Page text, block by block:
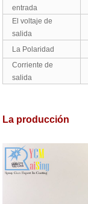
entrada
El voltaje de
salida
La Polaridad
Corriente de
salida
La producción